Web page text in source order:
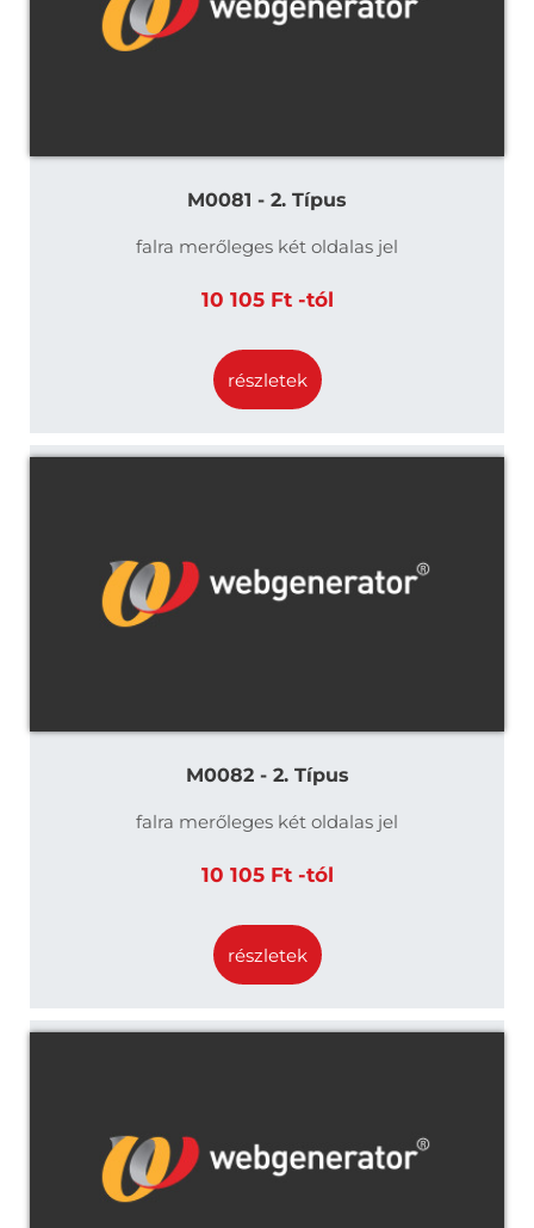
M0081 - 2. Típus
falra merőleges két oldalas jel
10 105 Ft -tól
részletek
M0082 - 2. Típus
falra merőleges két oldalas jel
10 105 Ft -tól
részletek